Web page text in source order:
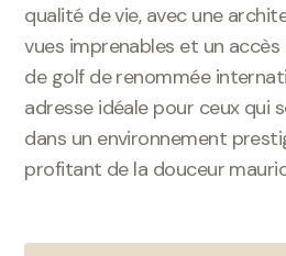
qualité de vie, avec une
vues imprenables et un
de golf de renommée
adresse idéale pour ceux qui
dans un environnement
profitant de la douceur